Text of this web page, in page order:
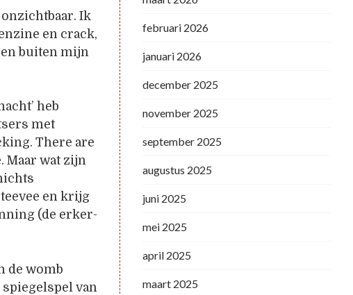
Ik
en crack,
en buiten mijn
heb
met
There are
Maar wat zijn
en krijg
(de erker-
de womb
van
februari 2026
januari 2026
december 2025
november 2025
september 2025
augustus 2025
juni 2025
mei 2025
april 2025
maart 2025